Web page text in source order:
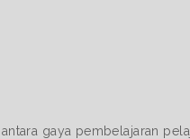
gaya pembelajaran